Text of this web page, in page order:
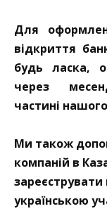
Для
відкриття
будь ласка,
через
частині
Ми також
компаній в
українською